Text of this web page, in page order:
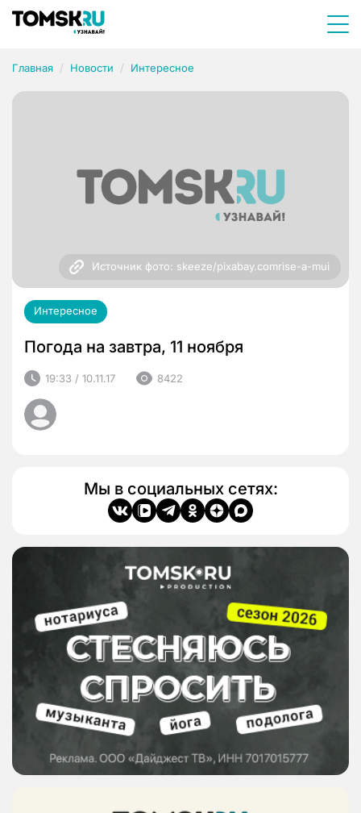
Главная Новости Интересное
Источник фото: skeeze/pixabay.comrise-a-mui
Интересное
Погода на завтра, 11 ноября
19:33 / 10.11.17 8422
Мы в социальных сетях: